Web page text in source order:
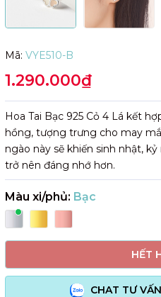
Mã: VYE510-B
1.290.000₫
Hoa Tai Bạc 925 Cỏ 4 Lá kết
hồng, tượng trưng cho may
ngào này sẽ khiến sinh nhật,
trở nên đáng nhớ hơn.
Màu xi/phủ: Bạc
HẾT
CHAT TƯ